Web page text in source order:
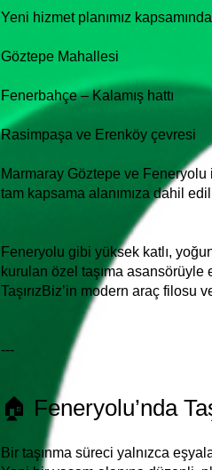
Yeni hizmet planımız
Göztepe Mahallesi
Fenerbahçe – Kalamış hattı
Rasimpaşa ve Erenköy çevresi
Marmaray Göztepe ve Feneryolu
tam kapsama alanımıza dahil
Feneryolu gibi yüksek katlı,
kurulan özel taşıma asansörüyle
TaşırızBiz’in modern araç filosu
---
🏠 Feneryolu’nda
Bir taşınma süreci yalnızca